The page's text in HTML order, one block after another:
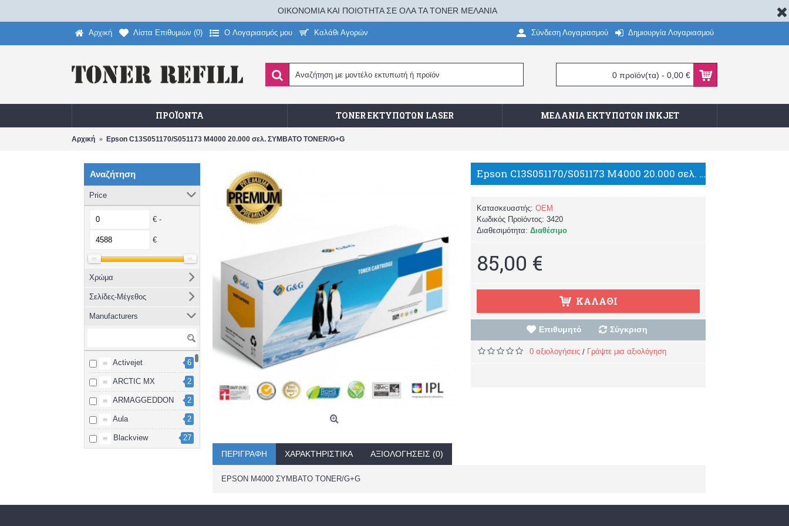
ΟΙΚΟΝΟΜΙΑ ΚΑΙ ΠΟΙΟΤΗΤΑ ΣΕ ΟΛΑ ΤΑ TONER ΜΕΛΑΝΙΑ
Αρχική Λίστα Επιθυμιών (0) O Λογαριασμός μου Καλάθι Αγορών Σύνδεση Λογαριασμού Δημιουργία Λογαριασμού
0 προϊόν(τα) - 0,00 €
ΠΡΟΪΌΝΤΑ TONER ΕΚΤΥΠΩΤΏΝ LASER ΜΕΛΆΝΙΑ ΕΚΤΥΠΩΤΏΝ INKJET
Αρχική Epson C13S051170/S051173 M4000 20.000 σελ. ΣΥΜΒΑΤΟ TONER/G+G
Αναζήτηση
Price
€ -
€
Χρώμα
Σελίδες-Μέγεθος
Manufacturers
Activejet 6
ARCTIC MX 2
ARMAGGEDDON 2
Aula 2
Blackview 27
Epson C13S051170/S051173 M4000 20.000 σελ. ΣΥΜΒΑΤΟ TONER/G+G
Κατασκευαστής: OEM
Κωδικός Προϊόντος: 3420
Διαθεσιμότητα: Διαθέσιμο
85,00 €
ΚΑΛΆΘΙ
Επιθυμητό Σύγκριση
0 αξιολογήσεις / Γράψτε μια αξιολόγηση
ΠΕΡΙΓΡΑΦΉ ΧΑΡΑΚΤΗΡΙΣΤΙΚΆ ΑΞΙΟΛΟΓΉΣΕΙΣ (0)
EPSON M4000 ΣΥΜΒΑΤΟ TONER/G+G